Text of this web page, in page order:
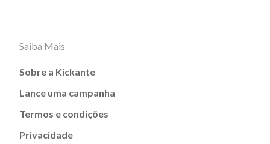
Saiba Mais
Sobre a Kickante
Lance uma campanha
Termos e condições
Privacidade